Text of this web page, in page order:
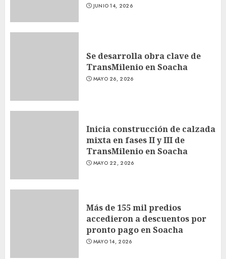
JUNIO 14, 2026
Se desarrolla obra clave de
TransMilenio en Soacha
MAYO 26, 2026
Inicia construcción de calzada
mixta en fases II y III de
TransMilenio en Soacha
MAYO 22, 2026
Más de 155 mil predios
accedieron a descuentos por
pronto pago en Soacha
MAYO 14, 2026